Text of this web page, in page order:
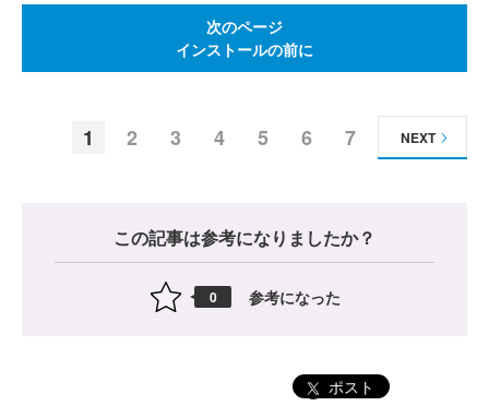
次のページ
インストールの前に
1 2 3 4 5 6 7 NEXT
この記事は参考になりましたか？
0 参考になった
ポスト